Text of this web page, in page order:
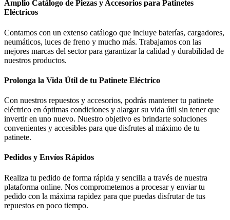
Amplio Catálogo de Piezas y Accesorios para Patinetes
Eléctricos
Contamos con un extenso catálogo que incluye baterías, cargadores,
neumáticos, luces de freno y mucho más. Trabajamos con las
mejores marcas del sector para garantizar la calidad y durabilidad de
nuestros productos.
Prolonga la Vida Útil de tu Patinete Eléctrico
Con nuestros repuestos y accesorios, podrás mantener tu patinete
eléctrico en óptimas condiciones y alargar su vida útil sin tener que
invertir en uno nuevo. Nuestro objetivo es brindarte soluciones
convenientes y accesibles para que disfrutes al máximo de tu
patinete.
Pedidos y Envíos Rápidos
Realiza tu pedido de forma rápida y sencilla a través de nuestra
plataforma online. Nos comprometemos a procesar y enviar tu
pedido con la máxima rapidez para que puedas disfrutar de tus
repuestos en poco tiempo.